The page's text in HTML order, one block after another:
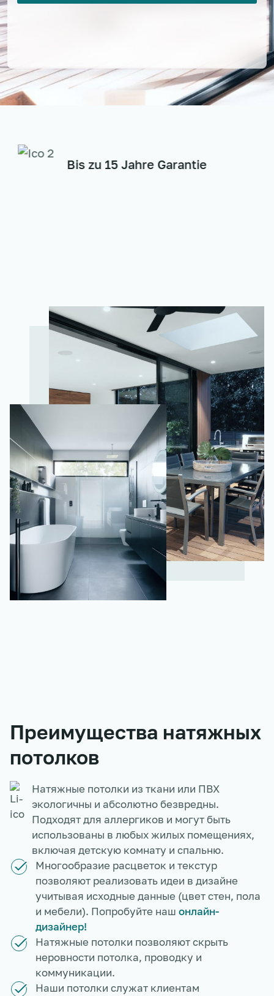
Bis zu 15 Jahre Garantie
Преимущества натяжных
потолков
Натяжные потолки из ткани или ПВХ
экологичны и абсолютно безвредны.
Подходят для аллергиков и могут быть
использованы в любых жилых помещениях,
включая детскую комнату и спальню.
Многообразие расцветок и текстур
позволяют реализовать идеи в дизайне
учитывая исходные данные (цвет стен, пола
и мебели). Попробуйте наш онлайн-
дизайнер!
Натяжные потолки позволяют скрыть
неровности потолка, проводку и
коммуникации.
Наши потолки служат клиентам